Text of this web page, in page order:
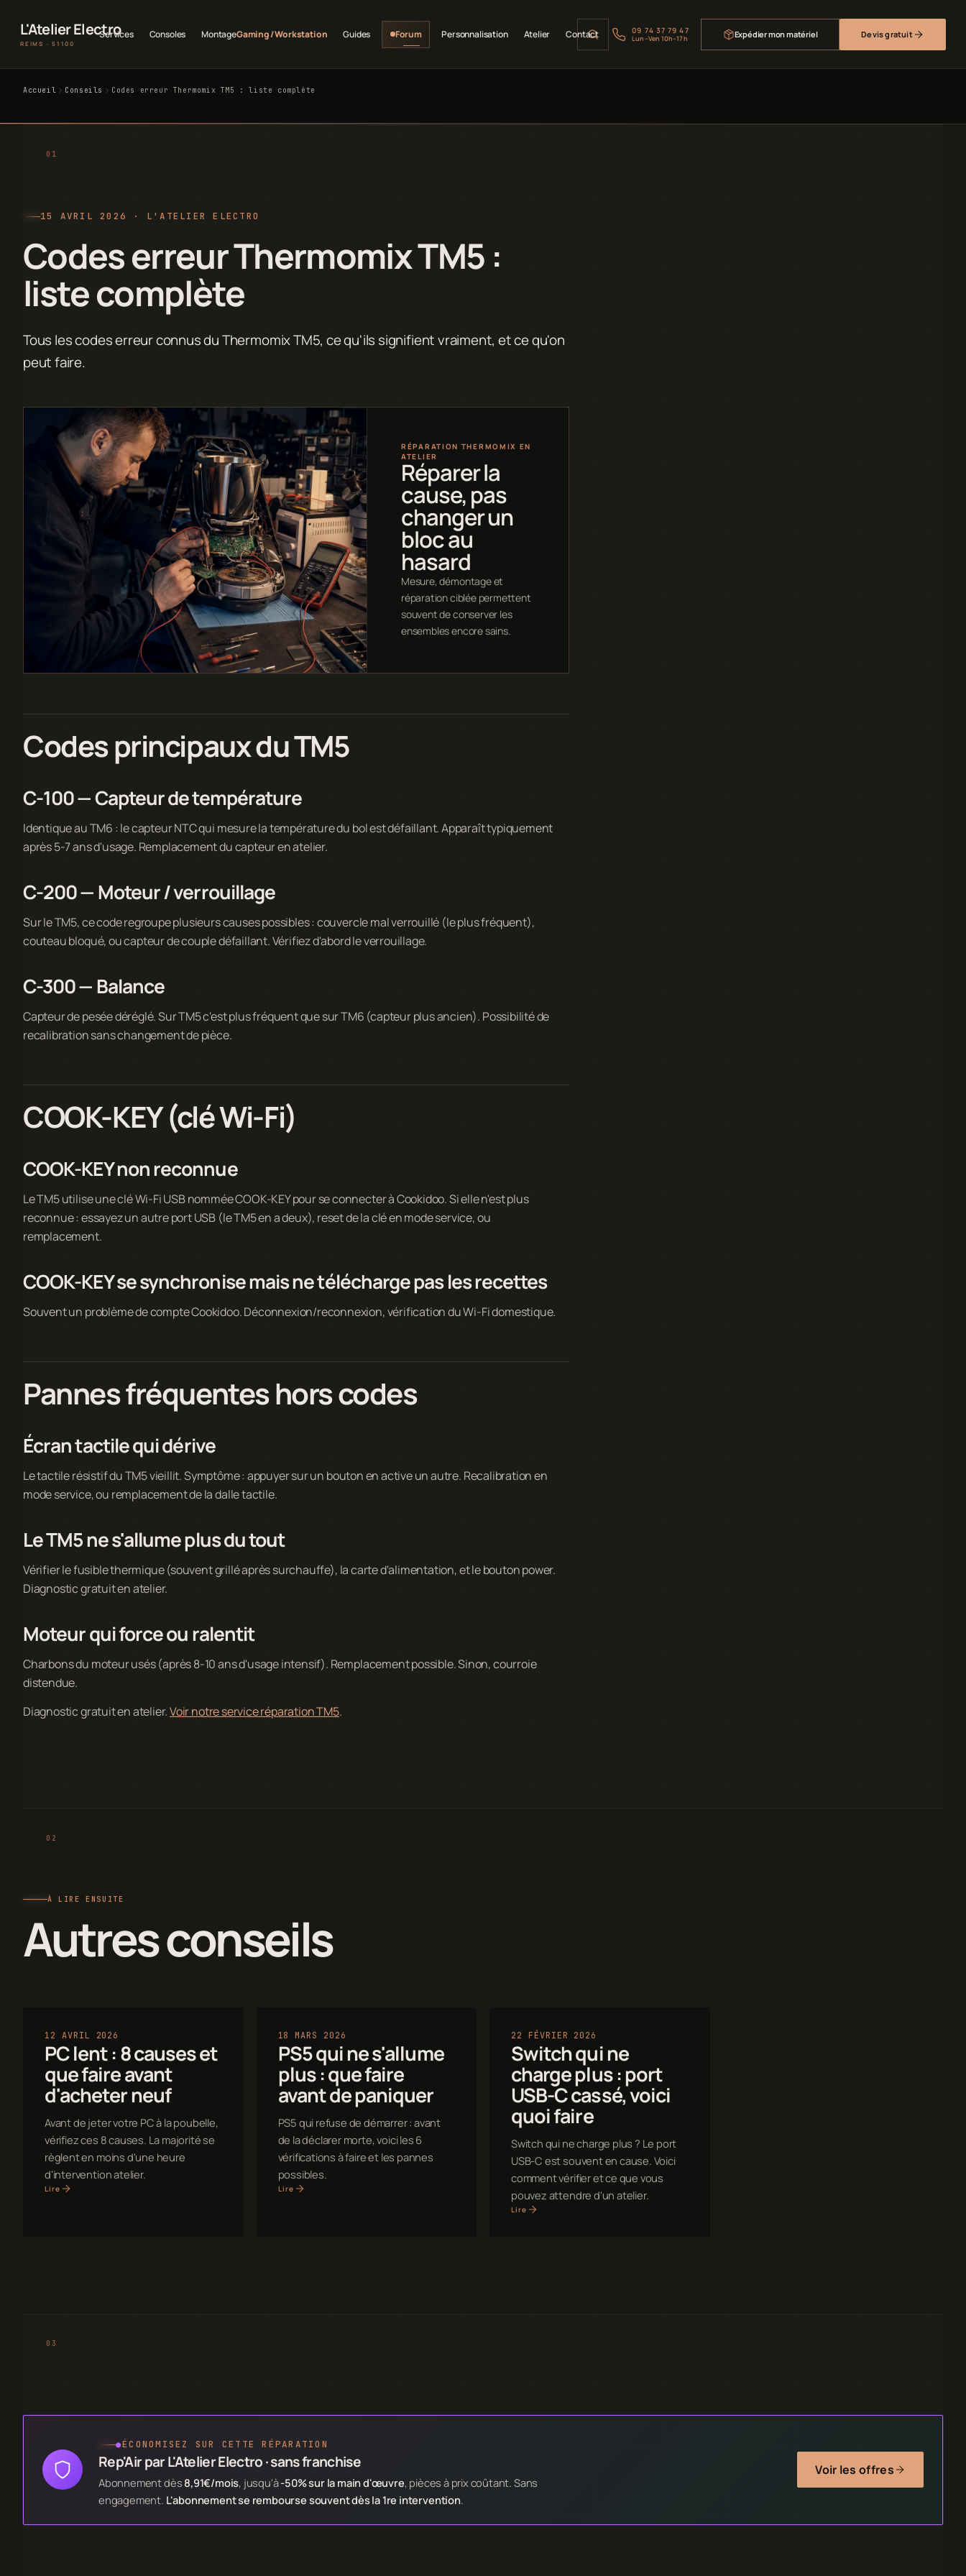
L'Atelier Electro
REIMS · 51100
Services Consoles MontageGaming / Workstation Guides Forum Personnalisation Atelier Contact 09 74 37 79 47
Lun–Ven 10h–17h Expédier mon matériel Devis gratuit
Accueil Conseils Codes erreur Thermomix TM5 : liste complète
15 AVRIL 2026 · L'ATELIER ELECTRO
Codes erreur Thermomix TM5 :
liste complète
Tous les codes erreur connus du Thermomix TM5, ce qu'ils signifient vraiment, et ce qu'on
peut faire.
RÉPARATION THERMOMIX EN
ATELIER
Réparer la
cause, pas
changer un
bloc au
hasard
Mesure, démontage et
réparation ciblée permettent
souvent de conserver les
ensembles encore sains.
Codes principaux du TM5
C-100 — Capteur de température
Identique au TM6 : le capteur NTC qui mesure la température du bol est défaillant. Apparaît typiquement
après 5-7 ans d'usage. Remplacement du capteur en atelier.
C-200 — Moteur / verrouillage
Sur le TM5, ce code regroupe plusieurs causes possibles : couvercle mal verrouillé (le plus fréquent),
couteau bloqué, ou capteur de couple défaillant. Vérifiez d'abord le verrouillage.
C-300 — Balance
Capteur de pesée déréglé. Sur TM5 c'est plus fréquent que sur TM6 (capteur plus ancien). Possibilité de
recalibration sans changement de pièce.
COOK-KEY (clé Wi-Fi)
COOK-KEY non reconnue
Le TM5 utilise une clé Wi-Fi USB nommée COOK-KEY pour se connecter à Cookidoo. Si elle n'est plus
reconnue : essayez un autre port USB (le TM5 en a deux), reset de la clé en mode service, ou
remplacement.
COOK-KEY se synchronise mais ne télécharge pas les recettes
Souvent un problème de compte Cookidoo. Déconnexion/reconnexion, vérification du Wi-Fi domestique.
Pannes fréquentes hors codes
Écran tactile qui dérive
Le tactile résistif du TM5 vieillit. Symptôme : appuyer sur un bouton en active un autre. Recalibration en
mode service, ou remplacement de la dalle tactile.
Le TM5 ne s'allume plus du tout
Vérifier le fusible thermique (souvent grillé après surchauffe), la carte d'alimentation, et le bouton power.
Diagnostic gratuit en atelier.
Moteur qui force ou ralentit
Charbons du moteur usés (après 8-10 ans d'usage intensif). Remplacement possible. Sinon, courroie
distendue.
Diagnostic gratuit en atelier.Voir notre service réparation TM5.
À LIRE ENSUITE
Autres conseils
12 AVRIL 2026
PC lent : 8 causes et
que faire avant
d'acheter neuf
Avant de jeter votre PC à la poubelle,
vérifiez ces 8 causes. La majorité se
règlent en moins d'une heure
d'intervention atelier.
Lire
18 MARS 2026
PS5 qui ne s'allume
plus : que faire
avant de paniquer
PS5 qui refuse de démarrer : avant
de la déclarer morte, voici les 6
vérifications à faire et les pannes
possibles.
Lire
22 FÉVRIER 2026
Switch qui ne
charge plus : port
USB-C cassé, voici
quoi faire
Switch qui ne charge plus ? Le port
USB-C est souvent en cause. Voici
comment vérifier et ce que vous
pouvez attendre d'un atelier.
Lire
●ÉCONOMISEZ SUR CETTE RÉPARATION
Rep'Air par L'Atelier Electro · sans franchise
Abonnement dès 8,91€/mois, jusqu'à-50% sur la main d'œuvre, pièces à prix coûtant. Sans
engagement. L'abonnement se rembourse souvent dès la 1re intervention.
Voir les offres